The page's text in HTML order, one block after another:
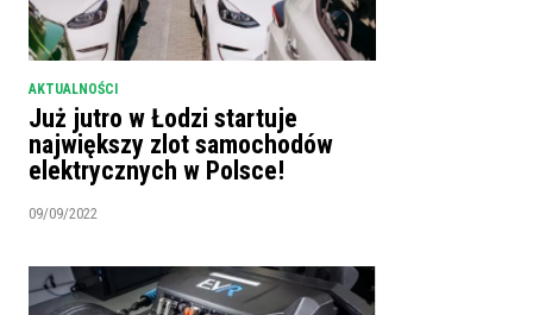
AKTUALNOŚCI
Już jutro w Łodzi startuje
największy zlot samochodów
elektrycznych w Polsce!
09/09/2022